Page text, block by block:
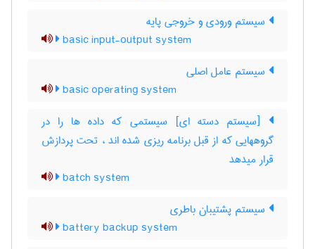
سیستم ورودی و خروجی پایه
basic input-output system
سیستم عامل اصلی
basic operating system
[سیستم دسته ای] سیستمی که داده ها را در
گروههایی که از قبل برنامه ریزی شده اند ، تحت پردازش
قرار میدهد
batch system
سیستم پشتیبان باطری
battery backup system